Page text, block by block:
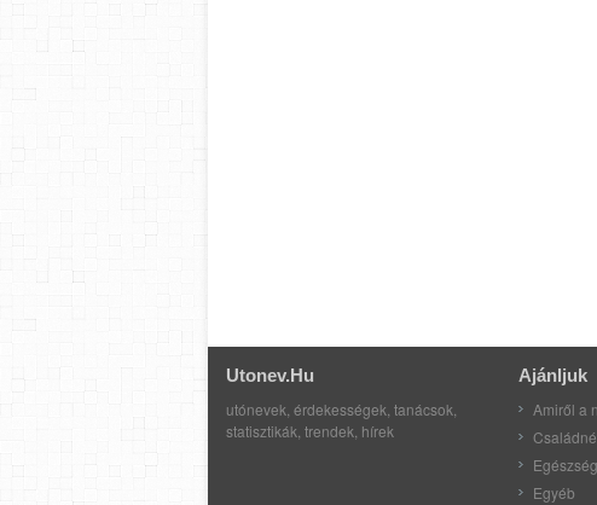
Utonev.hu
utónevek, érdekességek, tanácsok,
statisztikák, trendek, hírek
Ajánljuk
Amiről a
Egészség
Egyéb